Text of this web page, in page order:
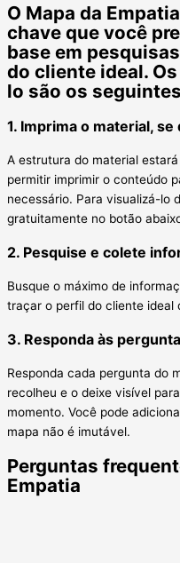
O Mapa da
chave que você
base em
do cliente ideal.
lo são os
1. Imprima o material, se
A estrutura do material
permitir imprimir o conteúdo
necessário. Para visualizá-lo
gratuitamente no botão
2. Pesquise e colete
Busque o máximo de
traçar o perfil do cliente ideal
3. Responda às
Responda cada pergunta do
recolheu e o deixe visível
momento. Você pode
mapa não é imutável.
Perguntas
Empatia